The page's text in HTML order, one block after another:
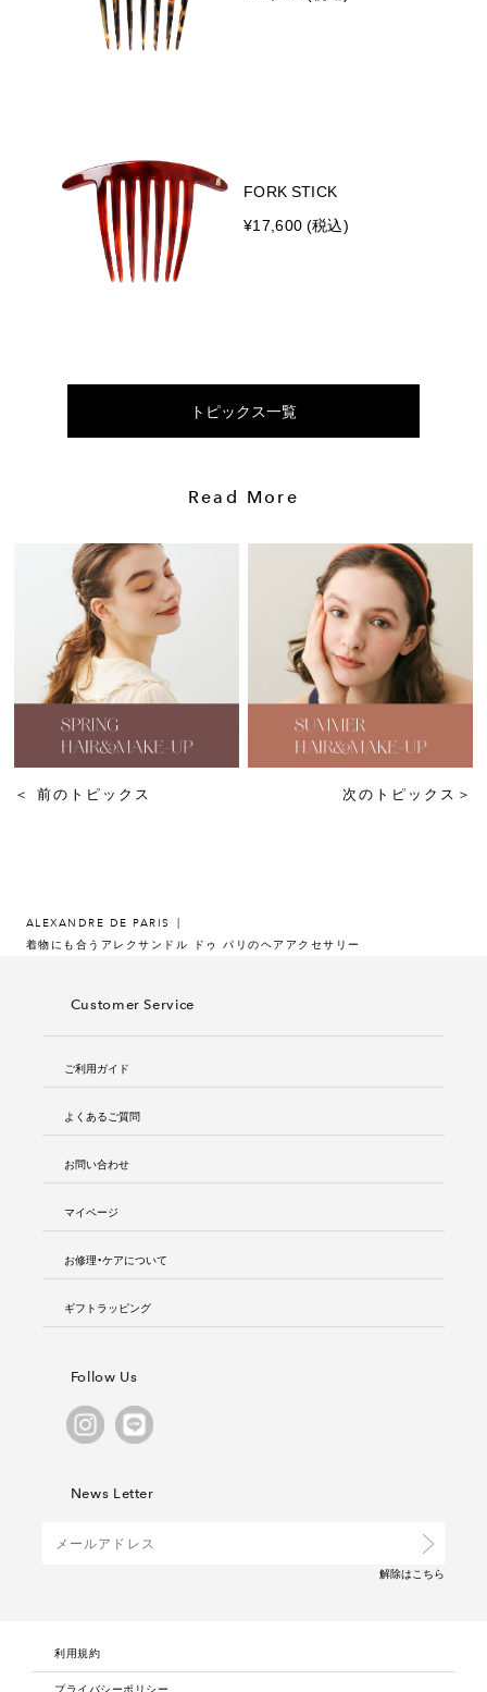
FORK STICK
¥17,600 (税込)
トピックス一覧
Read More
＜ 前のトピックス 次のトピックス ＞
ALEXANDRE DE PARIS
着物にも合うアレクサンドル ドゥ パリのヘアアクセサリー
Customer Service
ご利用ガイド
よくあるご質問
お問い合わせ
マイページ
お修理・ケアについて
ギフトラッピング
Follow Us
News Letter
解除はこちら
利用規約
プライバシーポリシー